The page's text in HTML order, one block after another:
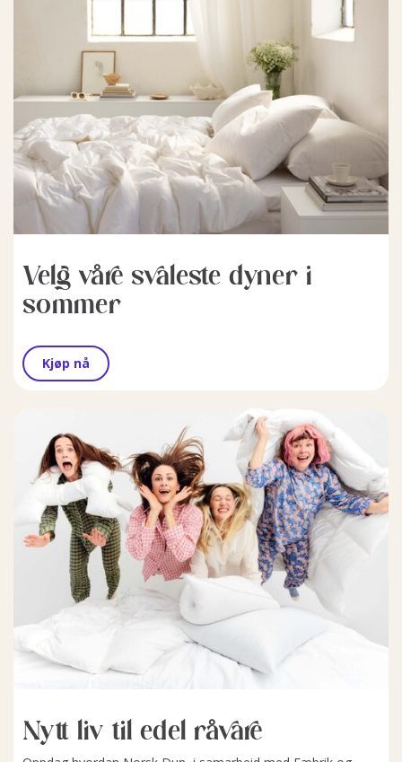
Velg våre svaleste dyner i
sommer
Kjøp nå
Nytt liv til edel råvare